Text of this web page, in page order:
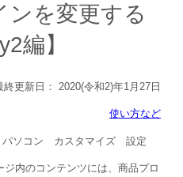
ンを変更する
編】
終更新日： 2020(令和2)年1月27日
使い方など
ジ内のコンテンツには、商品プロ